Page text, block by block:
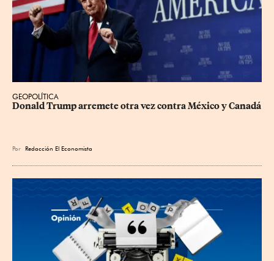
GEOPOLÍTICA
Donald Trump arremete otra vez contra México y Canadá
Por Redacción El Economista